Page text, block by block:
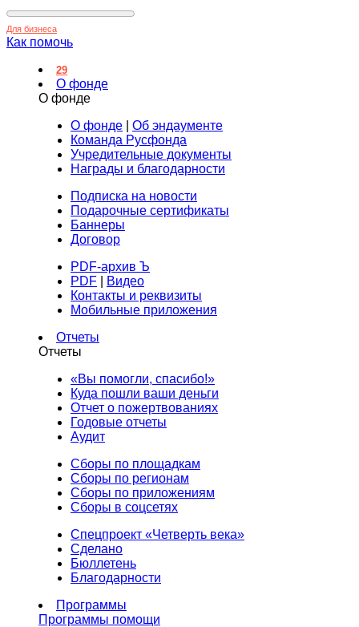
Для бизнеса
Как помочь
29
О фонде
О фонде
О фонде
Об эндаументе
Команда Русфонда
Учредительные документы
Награды и благодарности
Подписка на новости
Подарочные сертификаты
Баннеры
Договор
PDF-архив Ъ
PDF
Видео
Контакты и реквизиты
Мобильные приложения
Отчеты
Отчеты
«Вы помогли, спасибо!»
Куда пошли ваши деньги
Отчет о пожертвованиях
Годовые отчеты
Аудит
Сборы по площадкам
Сборы по регионам
Сборы по приложениям
Сборы в соцсетях
Спецпроект «Четверть века»
Сделано
Бюллетень
Благодарности
Программы
Программы помощи